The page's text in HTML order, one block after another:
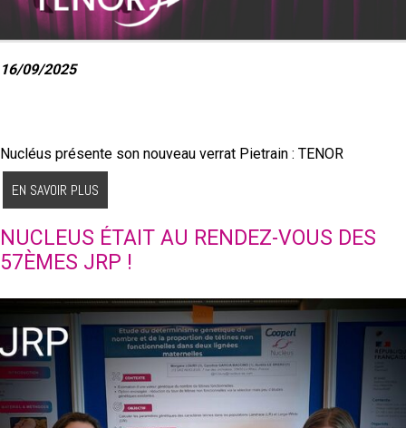
16/09/2025
Nucléus présente son nouveau verrat Pietrain : TENOR
EN SAVOIR PLUS
NUCLEUS ÉTAIT AU RENDEZ-VOUS DES
57ÈMES JRP !